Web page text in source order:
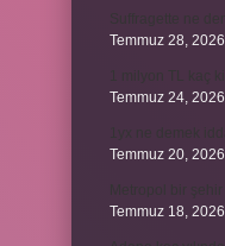
Temmuz 28, 2026
Temmuz 24, 2026
Temmuz 20, 2026
Temmuz 18, 2026